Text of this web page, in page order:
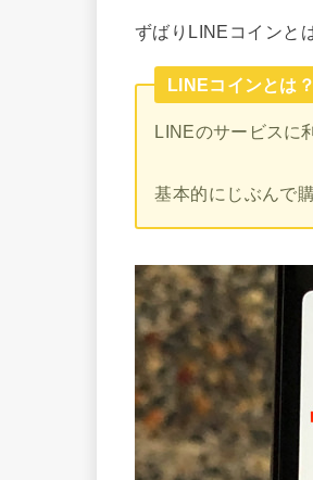
ずばりLINEコインと
LINEコインとは？
LINEのサービスに
基本的にじぶんで